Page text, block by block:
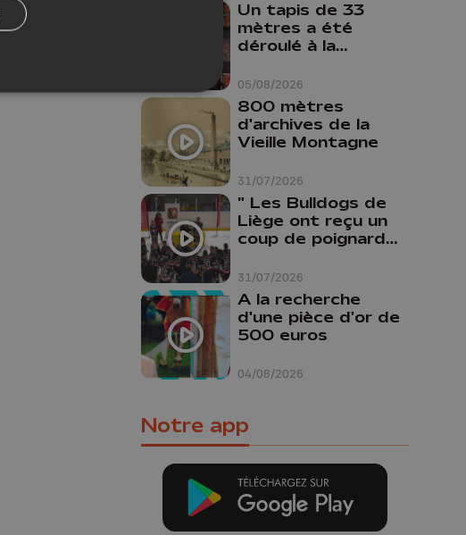
n'est formé ne
peut pas nous
aider"
05/08/2026
Un tapis de 33
mètres a été
déroulé à la
Liège
31/07/2026
800 mètres
d'archives de la
Vieille Montagne
31/07/2026
" Les Bulldogs de
Liège ont reçu un
coup de poignard
04/08/2026
A la recherche
d'une pièce d'or de
500 euros
Notre app